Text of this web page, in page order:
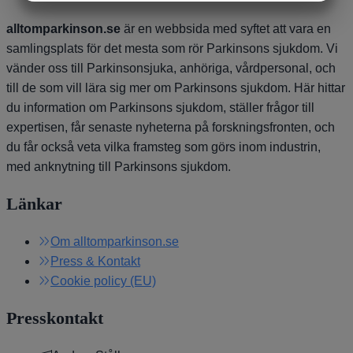
alltomparkinson.se är en webbsida med syftet att vara en
samlingsplats för det mesta som rör Parkinsons sjukdom. Vi
vänder oss till Parkinsonsjuka, anhöriga, vårdpersonal, och
till de som vill lära sig mer om Parkinsons sjukdom. Här hittar
du information om Parkinsons sjukdom, ställer frågor till
expertisen, får senaste nyheterna på forskningsfronten, och
du får också veta vilka framsteg som görs inom industrin,
med anknytning till Parkinsons sjukdom.
Länkar
Om alltomparkinson.se
Press & Kontakt
Cookie policy (EU)
Presskontakt